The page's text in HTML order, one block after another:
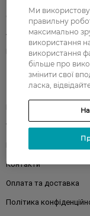
Аксесуари
Бренди
Клієнтам
Watsons Club
Контакти
Оплата та доставка
Політика
Ми
правильну
максимально
використання
використання
більше про
змінити свої
ласка,